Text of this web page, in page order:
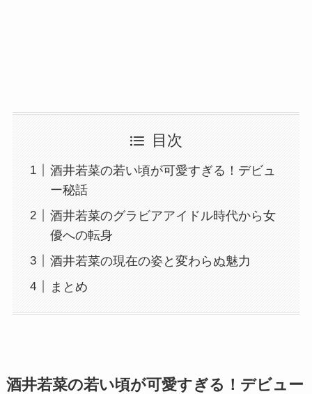
目次
酒井若菜の若い頃が可愛すぎる！デビュ
ー秘話
酒井若菜のグラビアアイドル時代から女
優への転身
酒井若菜の現在の姿と変わらぬ魅力
まとめ
酒井若菜の若い頃が可愛すぎる！デビュー